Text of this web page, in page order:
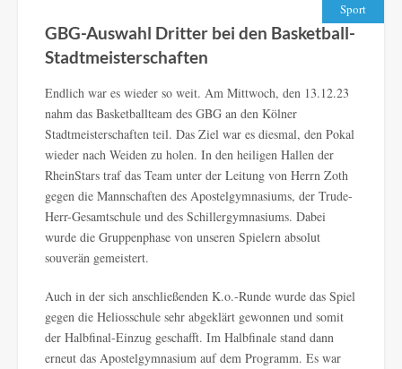
Sport
GBG-Auswahl Dritter bei den Basketball-
Stadtmeisterschaften
Endlich war es wieder so weit. Am Mittwoch, den 13.12.23
nahm das Basketballteam des GBG an den Kölner
Stadtmeisterschaften teil. Das Ziel war es diesmal, den Pokal
wieder nach Weiden zu holen. In den heiligen Hallen der
RheinStars traf das Team unter der Leitung von Herrn Zoth
gegen die Mannschaften des Apostelgymnasiums, der Trude-
Herr-Gesamtschule und des Schillergymnasiums. Dabei
wurde die Gruppenphase von unseren Spielern absolut
souverän gemeistert.
Auch in der sich anschließenden K.o.-Runde wurde das Spiel
gegen die Heliosschule sehr abgeklärt gewonnen und somit
der Halbfinal-Einzug geschafft. Im Halbfinale stand dann
erneut das Apostelgymnasium auf dem Programm. Es war